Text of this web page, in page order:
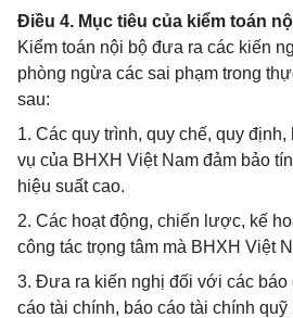
Điều 4. Mục tiêu của kiểm toán
Kiểm toán nội bộ đưa ra các kiến
phòng ngừa các sai phạm trong
sau:
1. Các quy trình, quy chế, quy
vụ của BHXH Việt Nam đảm bảo
hiệu suất cao.
2. Các hoạt động, chiến lược, kế
công tác trọng tâm mà BHXH Việt
3. Đưa ra kiến nghị đối với các báo
cáo tài chính, báo cáo tài chính